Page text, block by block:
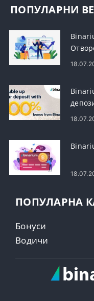
ПОПУЛАРНИ
ПОПУЛАРНА
Бонуси
Водичи